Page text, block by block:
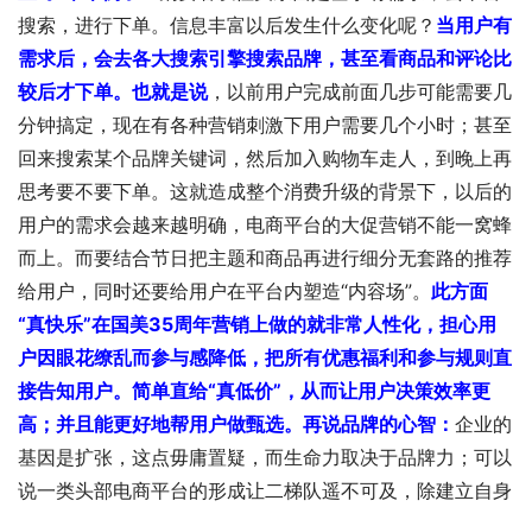
搜索，进行下单。信息丰富以后发生什么变化呢？ 当用户有
需求后，会去各大搜索引擎搜索品牌，甚至看商品和评论比
较后才下单。 也就是说，以前用户完成前面几步可能需要几
分钟搞定，现在有各种营销刺激下用户需要几个小时；甚至
回来搜索某个品牌关键词，然后加入购物车走人，到晚上再
思考要不要下单。这就造成整个消费升级的背景下，以后的
用户的需求会越来越明确，电商平台的大促营销不能一窝蜂
而上。而要结合节日把主题和商品再进行细分无套路的推荐
给用户，同时还要给用户在平台内塑造“内容场”。 此方面
“真快乐”在国美35周年营销上做的就非常人性化，担心用
户因眼花缭乱而参与感降低，把所有优惠福利和参与规则直
接告知用户。 简单直给“真低价”，从而让用户决策效率更
高；并且能更好地帮用户做甄选。 再说品牌的心智： 企业的
基因是扩张，这点毋庸置疑，而生命力取决于品牌力；可以
说一类头部电商平台的形成让二梯队遥不可及，除建立自身